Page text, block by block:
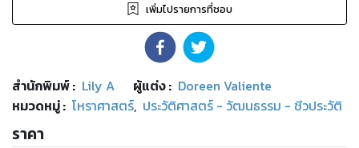
เพิ่มไปรายการที่ชอบ
สำนักพิมพ์: Lily A ผู้แต่ง : Doreen Valiente
หมวดหมู่: โหราศาสตร์, ประวัติศาสตร์ - วัฒนธรรม - ชีวประวัติ
ราคา